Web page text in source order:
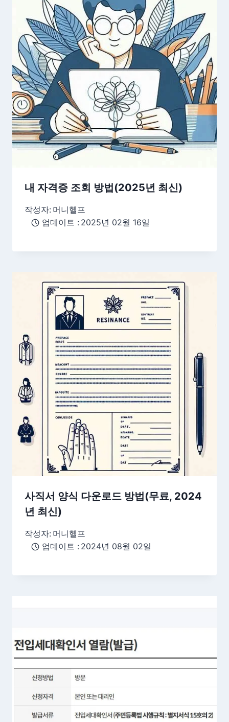
내 자격증 조회 방법(2025년 최신)
작성자: 머니헬프
업데이트 : 2025년 02월 16일
사직서 양식 다운로드 방법(무료, 2024
년 최신)
작성자: 머니헬프
업데이트 : 2024년 08월 02일